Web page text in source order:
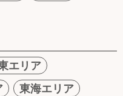
エリア
東海エリア